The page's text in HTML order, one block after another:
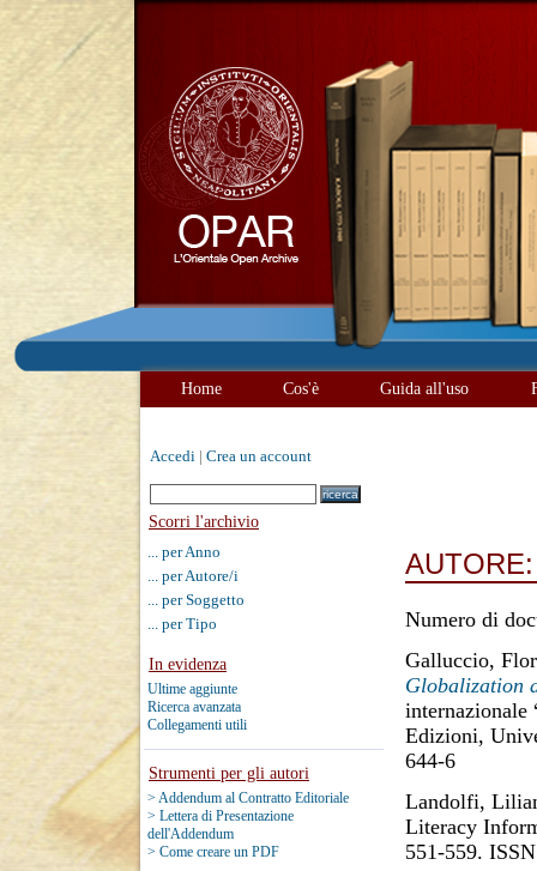
Home Cos'è Guida all'uso
Accedi Crea un account
Scorri l'archivio
... per Anno
... per Autore/i
... per Soggetto
... per Tipo
In evidenza
Ultime aggiunte
Ricerca avanzata
Collegamenti utili
Strumenti per gli autori
> Addendum al Contratto Editoriale
> Lettera di Presentazione
dell'Addendum
> Come creare un PDF
Numero di
Galluccio,
Globalization
internazionale
Edizioni,
644-6
Landolfi,
Literacy
551-559.